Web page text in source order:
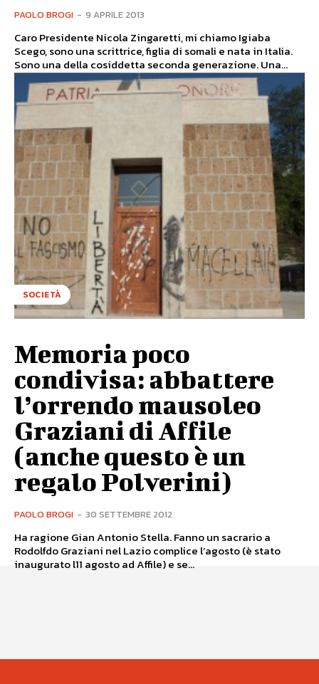
PAOLO BROGI - 9 APRILE 2013
Caro Presidente Nicola Zingaretti, mi chiamo Igiaba
Scego, sono una scrittrice, figlia di somali e nata in Italia.
Sono una della cosiddetta seconda generazione. Una...
SOCIETÀ
Memoria poco
condivisa: abbattere
l’orrendo mausoleo
Graziani di Affile
(anche questo è un
regalo Polverini)
PAOLO BROGI - 30 SETTEMBRE 2012
Ha ragione Gian Antonio Stella. Fanno un sacrario a
Rodolfdo Graziani nel Lazio complice l’agosto (è stato
inaugurato l11 agosto ad Affile) e se...